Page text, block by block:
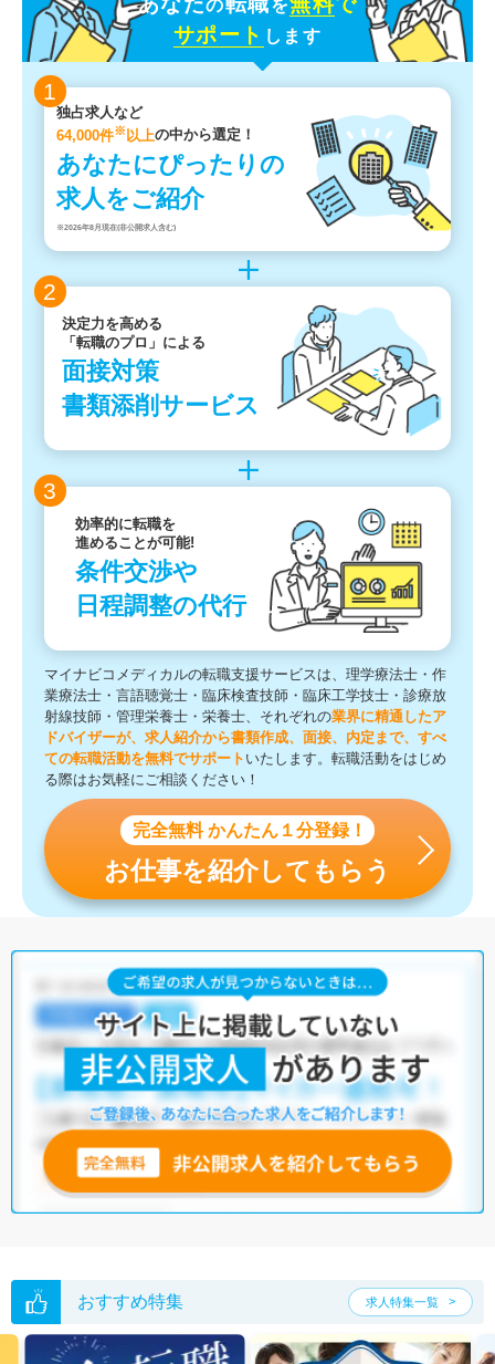
サポート します
1
独占求人など
64,000件※ 以上の中から選定！
あなたにぴったりの
求人をご紹介
※2026年8月現在(非公開求人含む)
2
決定力を高める
「転職のプロ」による
面接対策
書類添削サービス
3
効率的に転職を
進めることが可能!
条件交渉や
日程調整の代行
マイナビコメディカルの転職支援サービスは、理学療法士・作
業療法士・言語聴覚士・臨床検査技師・臨床工学技士・診療放
射線技師・管理栄養士・栄養士、それぞれの業界に精通したア
ドバイザーが、求人紹介から書類作成、面接、内定まで、すべ
ての転職活動を無料でサポート いたします。転職活動をはじめ
る際はお気軽にご相談ください！
完全無料 かんたん１分登録！
お仕事を紹介してもらう
おすすめ特集 求人特集一覧